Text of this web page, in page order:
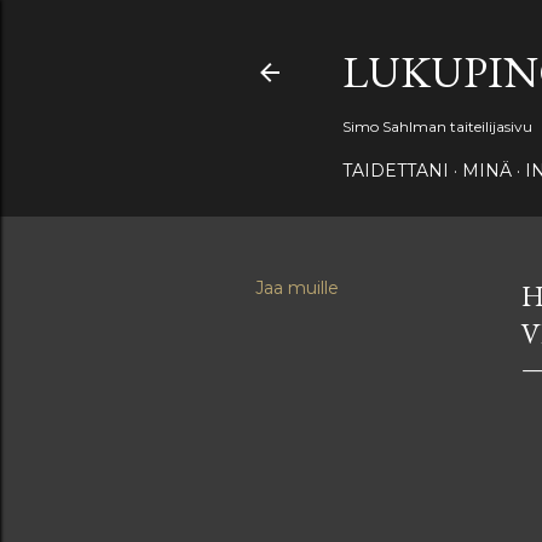
Simo Sahlman taiteilijasivu
TAIDETTANI MINÄ
Jaa muille